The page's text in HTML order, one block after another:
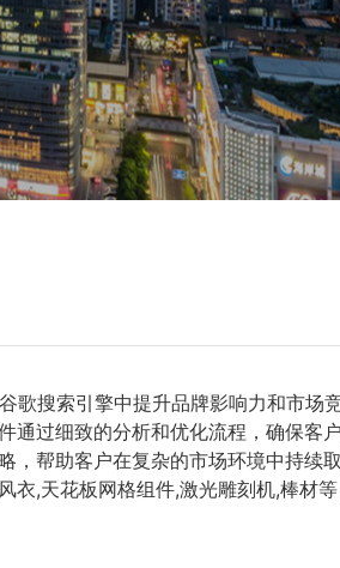
搜索引擎中提升品牌影响力和市场
通过细致的分析和优化流程，确保客
，帮助客户在复杂的市场环境中持续
,天花板网格组件,激光雕刻机,棒材